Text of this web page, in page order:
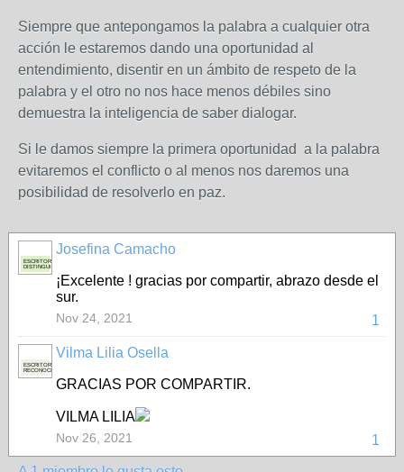
Siempre que antepongamos la palabra a cualquier otra
acción le estaremos dando una oportunidad al
entendimiento, disentir en un ámbito de respeto de la
palabra y el otro no nos hace menos débiles sino
demuestra la inteligencia de saber dialogar.
Si le damos siempre la primera oportunidad a la palabra
evitaremos el conflicto o al menos nos daremos una
posibilidad de resolverlo en paz.
ESCRITORA
DISTINGUIDA
Josefina Camacho
¡Excelente ! gracias por compartir, abrazo desde el
sur.
1
Nov 24, 2021
ESCRITORA
RECONOCIDA
Vilma Lilia Osella
GRACIAS POR COMPARTIR.
VILMA LILIA
1
Nov 26, 2021